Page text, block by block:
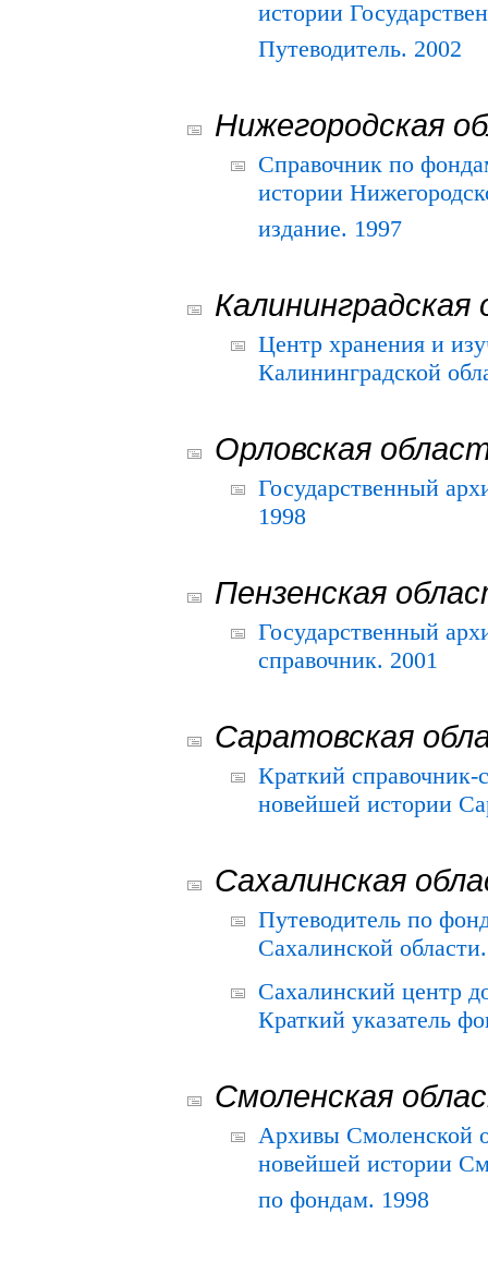
истории
Путеводитель. 2002
Нижегородская
Справочник по
истории
издание. 1997
Калининградская
Центр хранения и
Калининградской
Орловская
Государственный
1998
Пензенская
Государственный
справочник. 2001
Саратовская
Краткий
новейшей истории
Сахалинская
Путеводитель по
Сахалинской
Сахалинский центр
Краткий указатель
Смоленская
Архивы Смоленской
новейшей истории
по фондам. 1998